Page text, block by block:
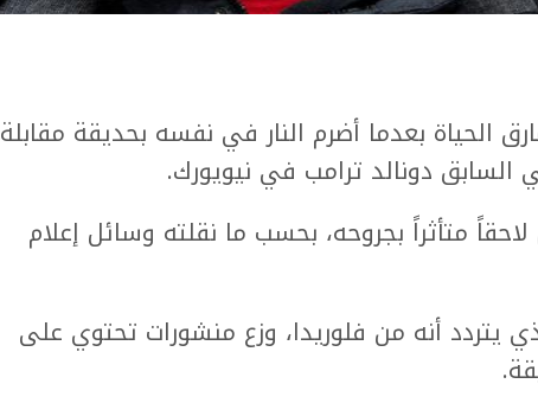
الحياة بعدما أضرم النار في نفسه بحديقة مقابلة
السابق دونالد ترامب في نيويورك.
متأثراً بجروحه، بحسب ما نقلته وسائل إعلام
يتردد أنه من فلوريدا، وزع منشورات تحتوي على